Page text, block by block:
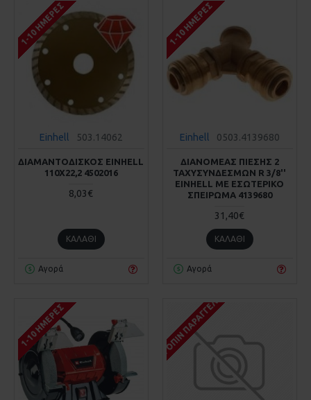
1-10 ΗΜΈΡΕΣ
Einhell 503.14062
ΔΙΑΜΑΝΤΟΔΙΣΚΟΣ EINHELL
110Χ22,2 4502016
8,03€
ΚΑΛΆΘΙ
Αγορά
1-10 ΗΜΈΡΕΣ
Einhell 0503.4139680
ΔΙΑΝΟΜΕΑΣ ΠΙΕΣΗΣ 2
ΤΑΧΥΣΥΝΔΕΣΜΩΝ R 3/8''
EINHELL ΜΕ ΕΣΩΤΕΡΙΚΟ
ΣΠΕΙΡΩΜΑ 4139680
31,40€
ΚΑΛΆΘΙ
Αγορά
1-10 ΗΜΈΡΕΣ ΚΑΤΌΠΙΝ ΠΑΡΑΓΓΕΛΊΑΣ